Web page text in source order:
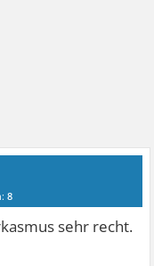
8
sehr recht.